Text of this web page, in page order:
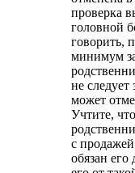
проверка
головной
говорить,
минимум
не следует
может
Учтите,
с
обязан